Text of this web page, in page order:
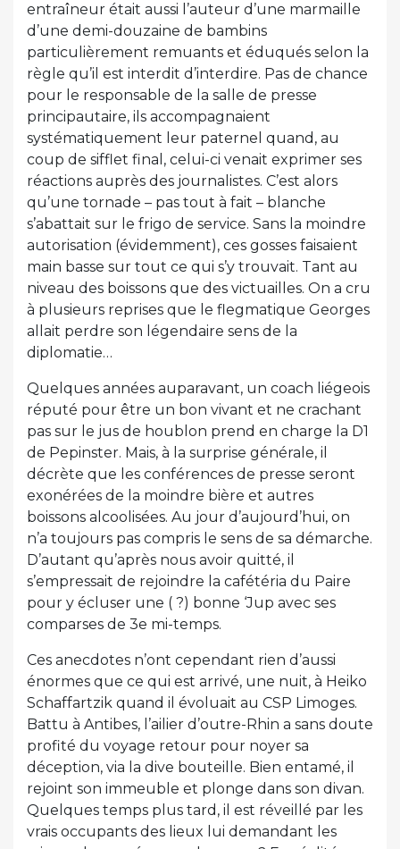
entraîneur était aussi l’auteur d’une marmaille
d’une demi-douzaine de bambins
particulièrement remuants et éduqués selon la
règle qu’il est interdit d’interdire. Pas de chance
pour le responsable de la salle de presse
principautaire, ils accompagnaient
systématiquement leur paternel quand, au
coup de sifflet final, celui-ci venait exprimer ses
réactions auprès des journalistes. C’est alors
qu’une tornade – pas tout à fait – blanche
s’abattait sur le frigo de service. Sans la moindre
autorisation (évidemment), ces gosses faisaient
main basse sur tout ce qui s’y trouvait. Tant au
niveau des boissons que des victuailles. On a cru
à plusieurs reprises que le flegmatique Georges
allait perdre son légendaire sens de la
diplomatie…
Quelques années auparavant, un coach liégeois
réputé pour être un bon vivant et ne crachant
pas sur le jus de houblon prend en charge la D1
de Pepinster. Mais, à la surprise générale, il
décrète que les conférences de presse seront
exonérées de la moindre bière et autres
boissons alcoolisées. Au jour d’aujourd’hui, on
n’a toujours pas compris le sens de sa démarche.
D’autant qu’après nous avoir quitté, il
s’empressait de rejoindre la cafétéria du Paire
pour y écluser une ( ?) bonne ‘Jup avec ses
comparses de 3e mi-temps.
Ces anecdotes n’ont cependant rien d’aussi
énormes que ce qui est arrivé, une nuit, à Heiko
Schaffartzik quand il évoluait au CSP Limoges.
Battu à Antibes, l’ailier d’outre-Rhin a sans doute
profité du voyage retour pour noyer sa
déception, via la dive bouteille. Bien entamé, il
rejoint son immeuble et plonge dans son divan.
Quelques temps plus tard, il est réveillé par les
vrais occupants des lieux lui demandant les